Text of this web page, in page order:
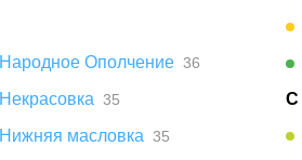
Народное Ополчение 36
Некрасовка 35
Нижняя масловка 35
С